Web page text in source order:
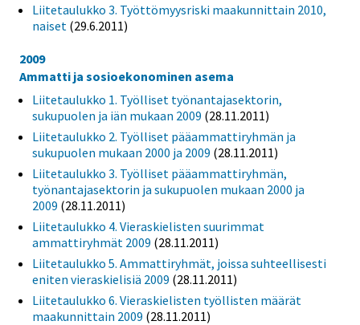
Liitetaulukko 3. Työttömyysriski maakunnittain 2010,
naiset (29.6.2011)
2009
Ammatti ja sosioekonominen asema
Liitetaulukko 1. Työlliset työnantajasektorin,
sukupuolen ja iän mukaan 2009 (28.11.2011)
Liitetaulukko 2. Työlliset pääammattiryhmän ja
sukupuolen mukaan 2000 ja 2009 (28.11.2011)
Liitetaulukko 3. Työlliset pääammattiryhmän,
työnantajasektorin ja sukupuolen mukaan 2000 ja
2009 (28.11.2011)
Liitetaulukko 4. Vieraskielisten suurimmat
ammattiryhmät 2009 (28.11.2011)
Liitetaulukko 5. Ammattiryhmät, joissa suhteellisesti
eniten vieraskielisiä 2009 (28.11.2011)
Liitetaulukko 6. Vieraskielisten työllisten määrät
maakunnittain 2009 (28.11.2011)